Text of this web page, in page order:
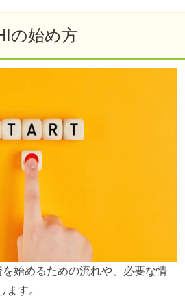
の始め方
始めるための流れや、必要な情
す。